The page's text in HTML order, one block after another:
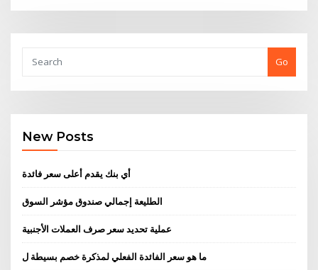
Go
New Posts
أي بنك يقدم أعلى سعر فائدة
الطليعة إجمالي صندوق مؤشر السوق
عملية تحديد سعر صرف العملات الأجنبية
ما هو سعر الفائدة الفعلي لمذكرة خصم بسيطة ل